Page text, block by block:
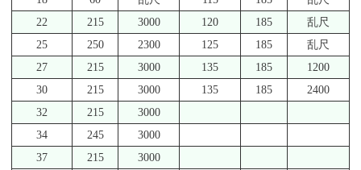
22
215 3000 120 185
乱尺
25
250 2300 125 185
乱尺
27
215 3000 135 185
1200
30
215 3000 135 185
2400
32
215
3000
34
245
3000
37
215
3000